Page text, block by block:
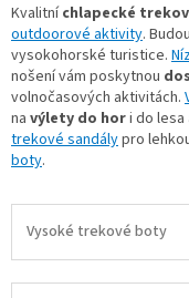
Kvalitníchlapecké
outdoorové aktivity.
vysokohorské turistice.
nošení vám poskytnou
volnočasových aktivitách.
na výlety do hori do lesa
trekové sandálypro
boty.
Vysoké trekové boty